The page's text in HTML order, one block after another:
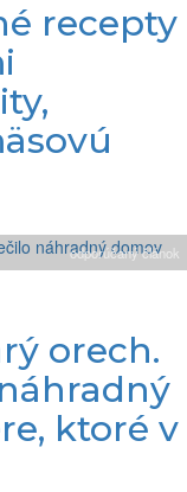
recepty
odporúčaný článok
orech.
ktoré v